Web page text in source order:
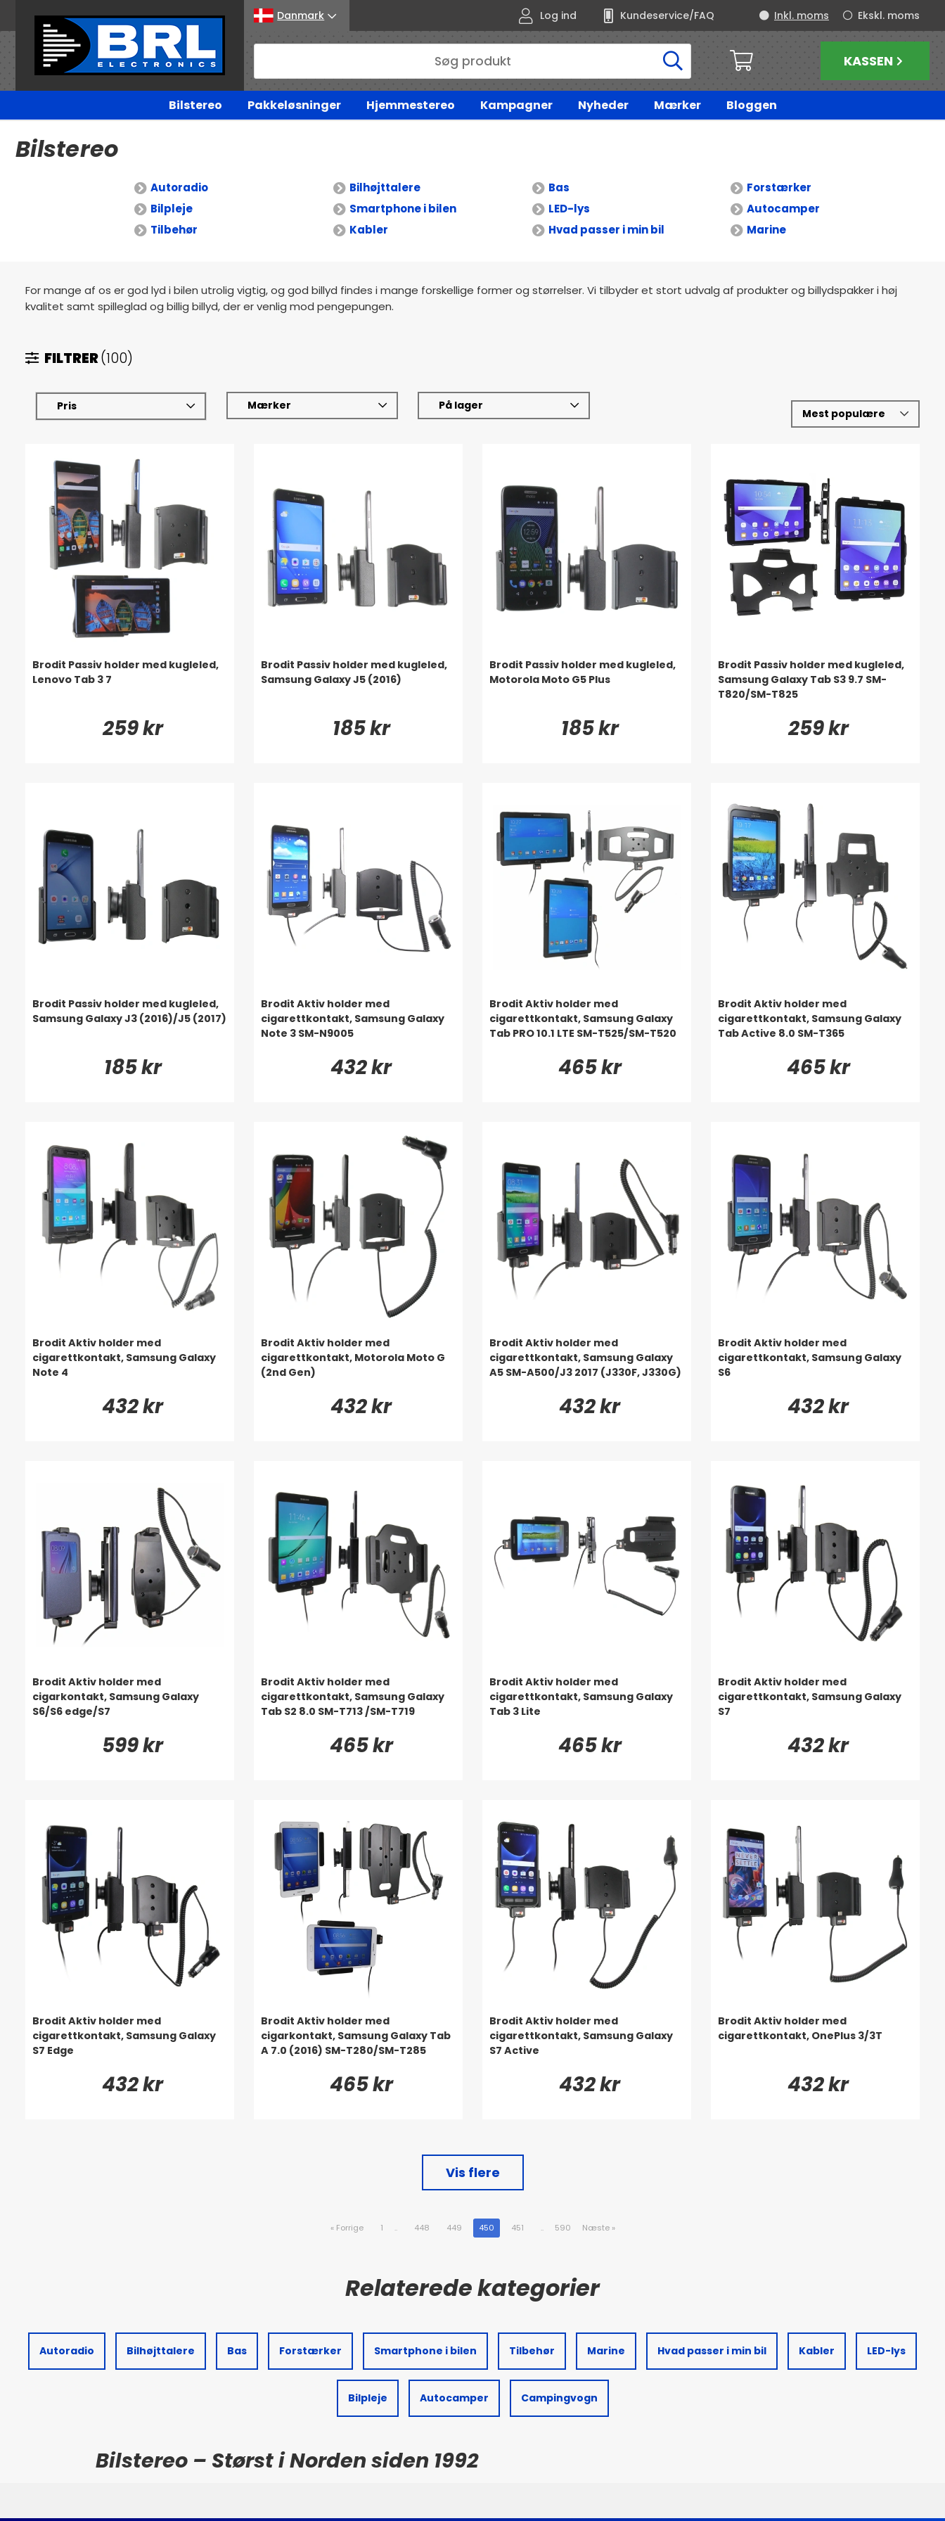
Danmark Log ind Kundeservice/FAQ Ekskl. moms
Inkl. moms
KASSEN
Bilstereo Pakkeløsninger Hjemmestereo Kampagner Nyheder Mærker Bloggen
Bilstereo
Autoradio Bilhøjttalere Bas
Forstærker
Bilpleje
Smartphone i bilen LED-lys
Autocamper
Tilbehør
Kabler Hvad passer i min bil Marine
For mange af os er god lyd i bilen utrolig vigtig, og god billyd findes i mange forskellige former og størrelser. Vi tilbyder et stort udvalg af produkter og billydspakker i høj
kvalitet samt spilleglad og billig billyd, der er venlig mod pengepungen.
FILTRER(100)
Pris Mærker På lager
Brodit Passiv holder med kugleled,
Lenovo Tab 3 7
259 kr
Brodit Passiv holder med kugleled,
Samsung Galaxy J5 (2016)
185 kr
Brodit Passiv holder med kugleled,
Motorola Moto G5 Plus
185 kr
Brodit Passiv holder med kugleled,
Samsung Galaxy Tab S3 9.7 SM-
T820/SM-T825
259 kr
Brodit Passiv holder med kugleled,
Samsung Galaxy J3 (2016)/J5 (2017)
185 kr
Brodit Aktiv holder med
cigarettkontakt, Samsung Galaxy
Note 3 SM-N9005
432 kr
Brodit Aktiv holder med
cigarettkontakt, Samsung Galaxy
Tab PRO 10.1 LTE SM-T525/SM-T520
465 kr
Brodit Aktiv holder med
cigarettkontakt, Samsung Galaxy
Tab Active 8.0 SM-T365
465 kr
Brodit Aktiv holder med
cigarettkontakt, Samsung Galaxy
Note 4
432 kr
Brodit Aktiv holder med
cigarettkontakt, Motorola Moto G
(2nd Gen)
432 kr
Brodit Aktiv holder med
cigarettkontakt, Samsung Galaxy
A5 SM-A500/J3 2017 (J330F, J330G)
432 kr
Brodit Aktiv holder med
cigarettkontakt, Samsung Galaxy
S6
432 kr
Brodit Aktiv holder med
cigarkontakt, Samsung Galaxy
S6/S6 edge/S7
599 kr
Brodit Aktiv holder med
cigarettkontakt, Samsung Galaxy
Tab S2 8.0 SM-T713 /SM-T719
465 kr
Brodit Aktiv holder med
cigarettkontakt, Samsung Galaxy
Tab 3 Lite
465 kr
Brodit Aktiv holder med
cigarettkontakt, Samsung Galaxy
S7
432 kr
Brodit Aktiv holder med
cigarettkontakt, Samsung Galaxy
S7 Edge
432 kr
Brodit Aktiv holder med
cigarkontakt, Samsung Galaxy Tab
A 7.0 (2016) SM-T280/SM-T285
465 kr
Brodit Aktiv holder med
cigarettkontakt, Samsung Galaxy
S7 Active
432 kr
Brodit Aktiv holder med
cigarettkontakt, OnePlus 3/3T
432 kr
Vis flere
« Forrige 1 .. 448 449 450 451 .. 590 Næste »
Autoradio Bilhøjttalere Bas Forstærker Smartphone i bilen Tilbehør Marine Hvad passer i min bil Kabler LED-lys
Bilpleje Autocamper Campingvogn
Bilstereo – Størst i Norden siden 1992